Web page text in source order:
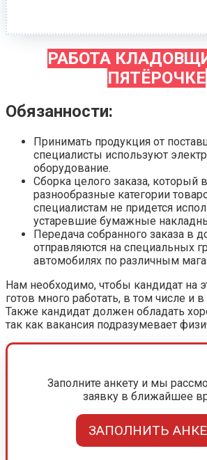
РАБОТА
ПЯТЁРОЧКЕ
Обязанности:
Принимать продукция от
специалисты используют
оборудование.
Сборка целого заказа, который
разнообразные категории
специалистам не придется
устаревшие бумажные
Передача собранного заказа в
отправляются на специальных
автомобилях по различным
Нам необходимо, чтобы кандидат на
готов много работать, в том числе и
Также кандидат должен обладать
так как вакансия подразумевает
Заполните анкету и мы
заявку в ближайшее
ЗАПОЛНИТЬ